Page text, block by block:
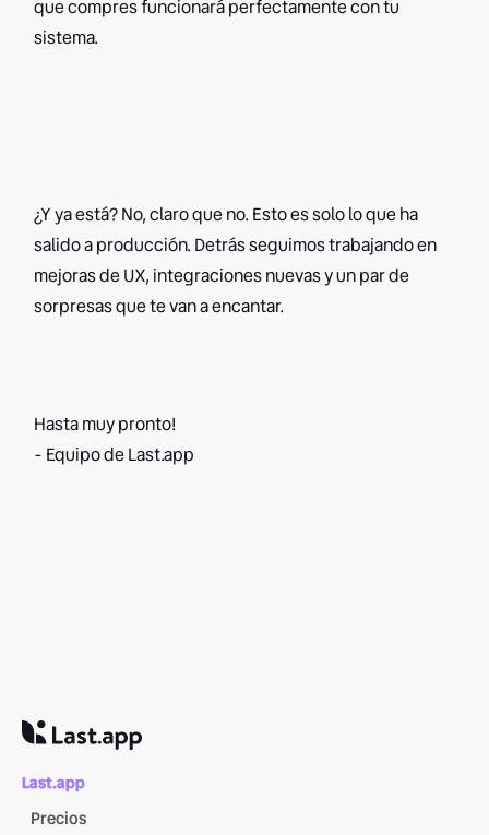
que compres funcionará perfectamente con tu
sistema.
¿Y ya está? No, claro que no. Esto es solo lo que ha
salido a producción. Detrás seguimos trabajando en
mejoras de UX, integraciones nuevas y un par de
sorpresas que te van a encantar.
Hasta muy pronto!
- Equipo de Last.app
Last.app
Precios